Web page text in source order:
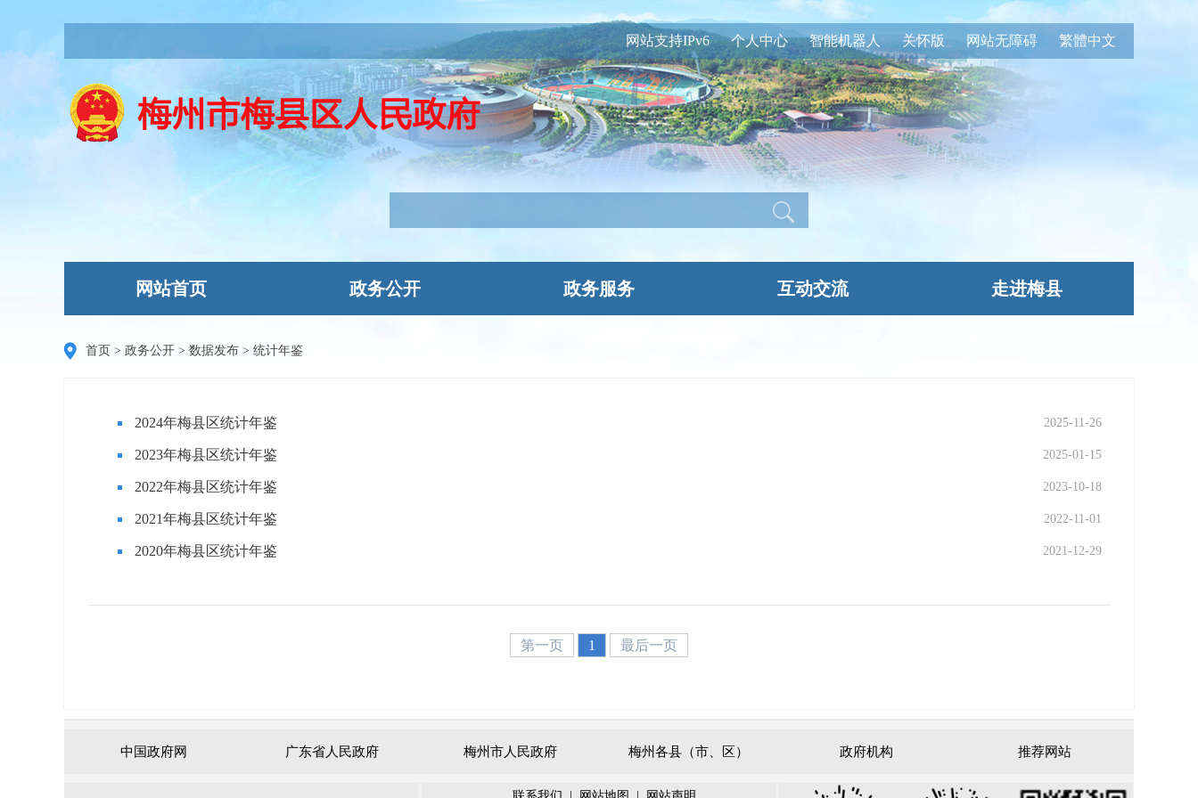
繁體中文
网站无障碍
关怀版
智能机器人
个人中心
网站支持IPv6
网站首页 政务公开 政务服务 互动交流 走进梅县
首页 > 政务公开 > 数据发布 > 统计年鉴
2024年梅县区统计年鉴 2025-11-26
2023年梅县区统计年鉴 2025-01-15
2022年梅县区统计年鉴 2023-10-18
2021年梅县区统计年鉴 2022-11-01
2020年梅县区统计年鉴 2021-12-29
第一页 1 最后一页
中国政府网 广东省人民政府 梅州市人民政府 梅州各县（市、区） 政府机构 推荐网站